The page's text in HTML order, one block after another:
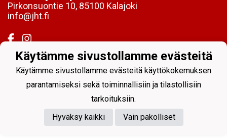
Pirkonsuontie 10, 85100 Kalajoki
info@jht.fi
Powered by
Käytämme sivustollamme evästeitä
Käytämme sivustollamme evästeitä käyttökokemuksen
parantamiseksi sekä toiminnallisiin ja tilastollisiin
tarkoituksiin.
Hyväksy kaikki
Vain pakolliset